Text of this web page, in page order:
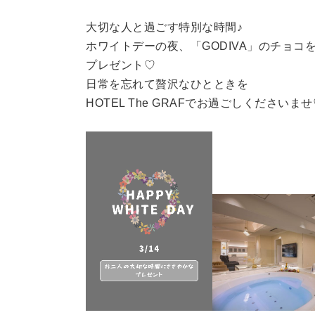
大切な人と過ごす特別な時間♪
ホワイトデーの夜、「GODIVA」のチョコ
プレゼント♡
日常を忘れて贅沢なひとときを
HOTEL The GRAFでお過ごしくださいま